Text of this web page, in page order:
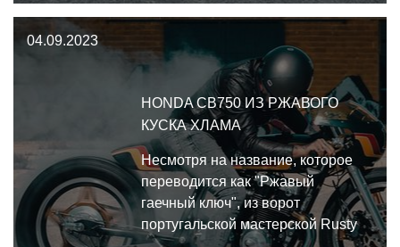
производителя, способного
04.09.2023
HONDA CB750 ИЗ РЖАВОГО
КУСКА ХЛАМА
Несмотря на название, которое
переводится как "Ржавый
гаечный ключ", из ворот
португальской мастерской Rusty